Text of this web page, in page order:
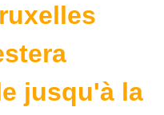
jusqu'à la